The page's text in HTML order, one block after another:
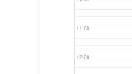
11:00
12:00